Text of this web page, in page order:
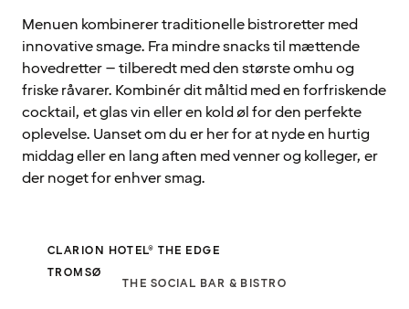
Menuen kombinerer traditionelle bistroretter med
innovative smage. Fra mindre snacks til mættende
hovedretter – tilberedt med den største omhu og
friske råvarer. Kombinér dit måltid med en forfriskende
cocktail, et glas vin eller en kold øl for den perfekte
oplevelse. Uanset om du er her for at nyde en hurtig
middag eller en lang aften med venner og kolleger, er
der noget for enhver smag.
THE SOCIAL BAR & BISTRO
CLARION HOTEL® THE EDGE
TROMSØ